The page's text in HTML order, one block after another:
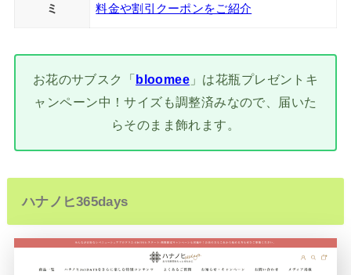
ミ
料金や割引クーポンをご紹介
お花のサブスク「 bloomee 」は花瓶プレゼントキ
ャンペーン中！サイズも調整済みなので、届いた
らそのまま飾れます。
ハナノヒ365days